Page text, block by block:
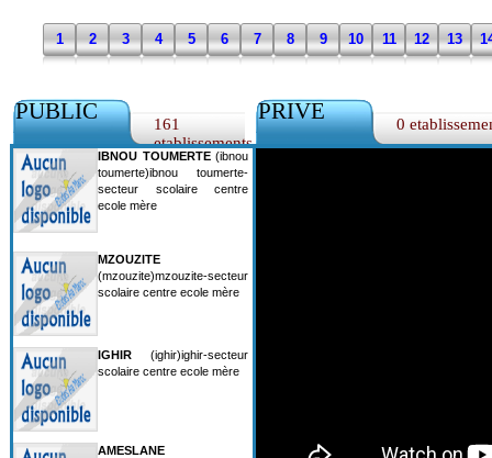
1 2 3 4 5 6 7 8 9 10 11 12 13
PUBLIC
161
etablissements
IBNOU TOUMERTE(ibnou
toumerte)ibnou toumerte-
secteur scolaire centre
ecole mère
MZOUZITE
(mzouzite)mzouzite-secteur
scolaire centre ecole mère
IGHIR (ighir)ighir-secteur
scolaire centre ecole mère
AMESLANE
PRIVE 0